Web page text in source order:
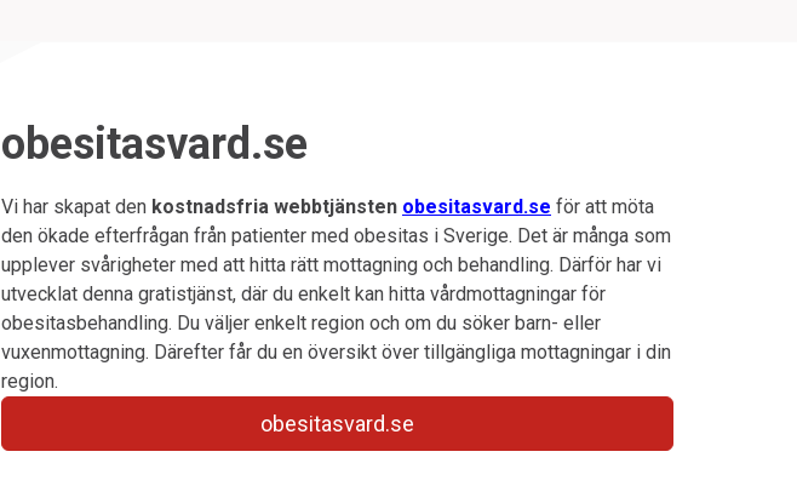
obesitasvard.se
Vi har skapat den kostnadsfria webbtjänsten obesitasvard.se för att möta
den ökade efterfrågan från patienter med obesitas i Sverige. Det är många som
upplever svårigheter med att hitta rätt mottagning och behandling. Därför har vi
utvecklat denna gratistjänst, där du enkelt kan hitta vårdmottagningar för
obesitasbehandling. Du väljer enkelt region och om du söker barn- eller
vuxenmottagning. Därefter får du en översikt över tillgängliga mottagningar i din
region.
obesitasvard.se